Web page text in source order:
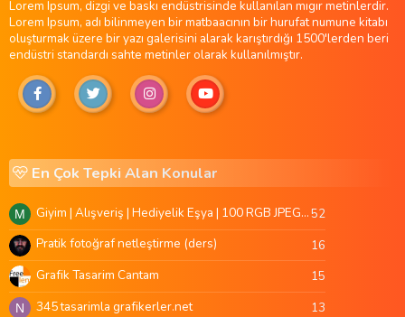
Lorem Ipsum, dizgi ve baskı endüstrisinde kullanılan mıgır metinlerdir.
Lorem Ipsum, adı bilinmeyen bir matbaacının bir hurufat numune kitabı
oluşturmak üzere bir yazı galerisini alarak karıştırdığı 1500'lerden beri
endüstri standardı sahte metinler olarak kullanılmıştır.
En Çok Tepki Alan Konular
M Giyim | Alışveriş | Hediyelik Eşya | 100 RGB JPEG Images | 5920x4420 Pixels | 501 MB52
Pratik fotoğraf netleştirme (ders) 16
Grafik Tasarim Cantam 15
N 345 tasarimla grafikerler.net 13